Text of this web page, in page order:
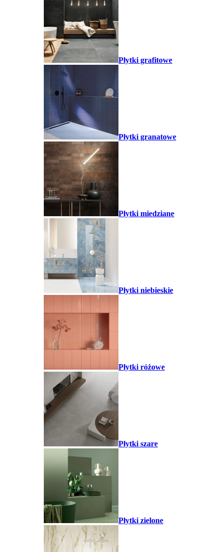
Płytki grafitowe
Płytki granatowe
Płytki miedziane
Płytki niebieskie
Płytki różowe
Płytki szare
Płytki zielone